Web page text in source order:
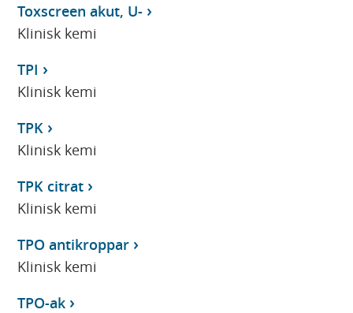
Toxscreen akut, U-
Klinisk kemi
TPI
Klinisk kemi
TPK
Klinisk kemi
TPK citrat
Klinisk kemi
TPO antikroppar
Klinisk kemi
TPO-ak